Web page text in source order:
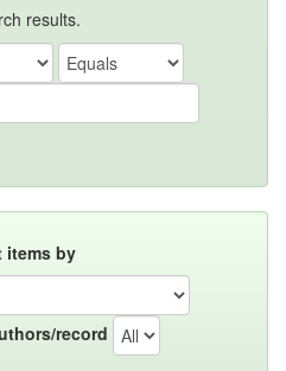
results.
items by
record